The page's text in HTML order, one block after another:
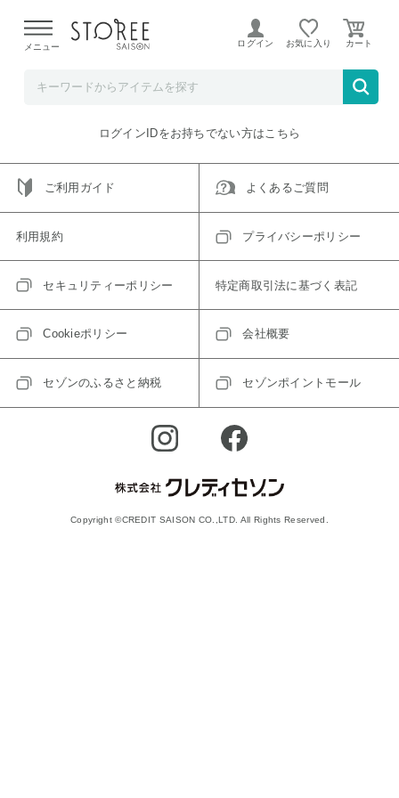
よる配送遅延が発生しております。
メニュー ログイン お気に入り
ご指定のアイテムは取り扱い終了、またはただいま取り扱い
トップへ戻る
ログインIDをお持ちでない方はこちら
ご利用ガイド よくあるご質問
利用規約 プライバシーポリシー
セキュリティーポリシー 特定商取引法に基づく表記
Cookieポリシー 会社概要
セゾンのふるさと納税 セゾンポイントモール
Copyright ©CREDIT SAISON CO.,LTD. All Rights Reserved.